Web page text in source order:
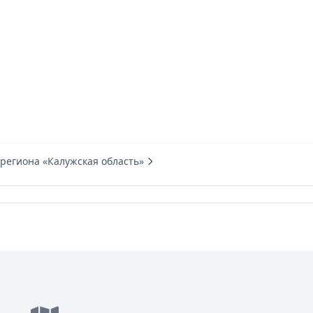
«Калужская область»